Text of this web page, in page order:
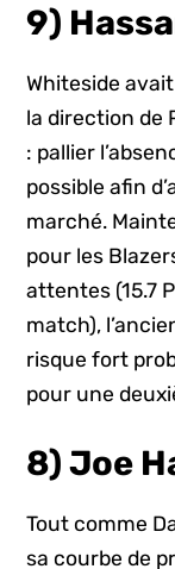
9)
Whiteside
la direction de
: pallier
possible afin
marché.
pour les
attentes (15.7
match),
risque fort
pour une
8) Joe
Tout comme
sa courbe de